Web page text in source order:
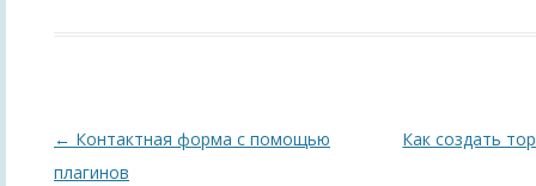
Навигация
по
← Контактная форма с помощью
плагинов
Как создать